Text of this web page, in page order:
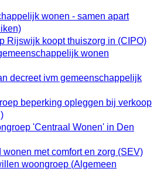
wonen - samen apart
Rijswijk koopt thuiszorg in (CIPO)
wonen
decreet ivm gemeenschappelijk
beperking opleggen bij verkoop
'Centraal Wonen' in Den
wonen met comfort en zorg (SEV)
woongroep (Algemeen